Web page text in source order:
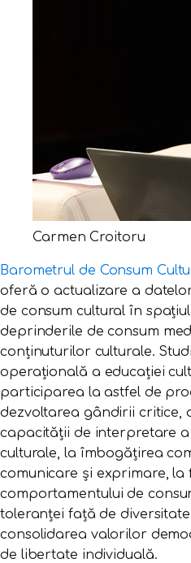
Carmen Croitoru
Barometrul de Consum
oferă o actualizare a
de consum cultural în
deprinderile de consum
conținuturilor culturale.
operațională a educației
participarea la astfel de
dezvoltarea gândirii critice,
capacității de interpretare a
culturale, la îmbogățirea
comunicare și exprimare, la
comportamentului de
toleranței față de
consolidarea valorilor
de libertate individuală.